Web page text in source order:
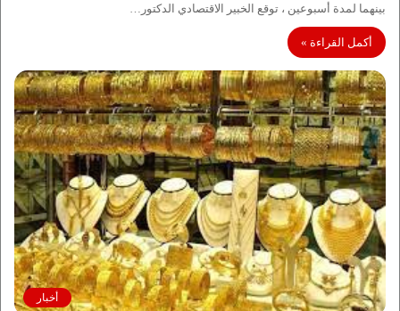
بينهما لمدة أسبوعين ، توقع الخبير الاقتصادي الدكتور…
أكمل القراءة »
أخبار